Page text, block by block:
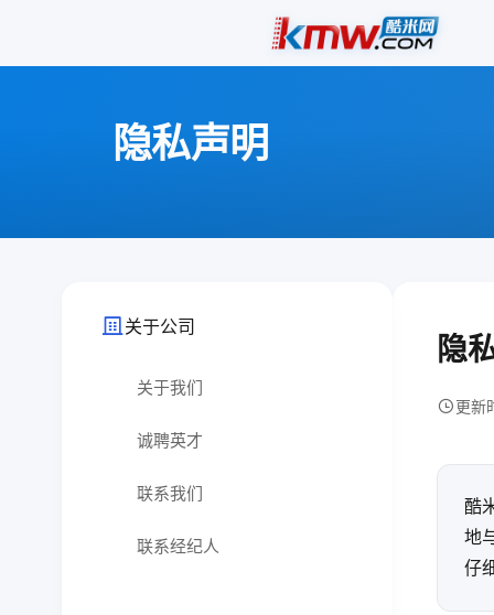
隐私声明
关于公司
关于我们
诚聘英才
联系我们
联系经纪人
隐
更新
酷
地
仔